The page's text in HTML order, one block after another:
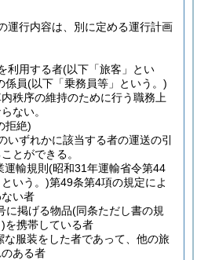
運行内容は、別に定める運行計画
利用する者(以下「旅客」とい
係員(以下「乗務員等」という。)
秩序の維持のために行う職務上
ない。
拒絶)
いずれかに該当する者の運送の引
とができる。
輸規則 (昭和31年運輸省令第44
いう。)第49条第4項の規定によ
い者
に掲げる物品(同条ただし書の規
を携帯している者
な服装をした者であって、他の旅
ある者